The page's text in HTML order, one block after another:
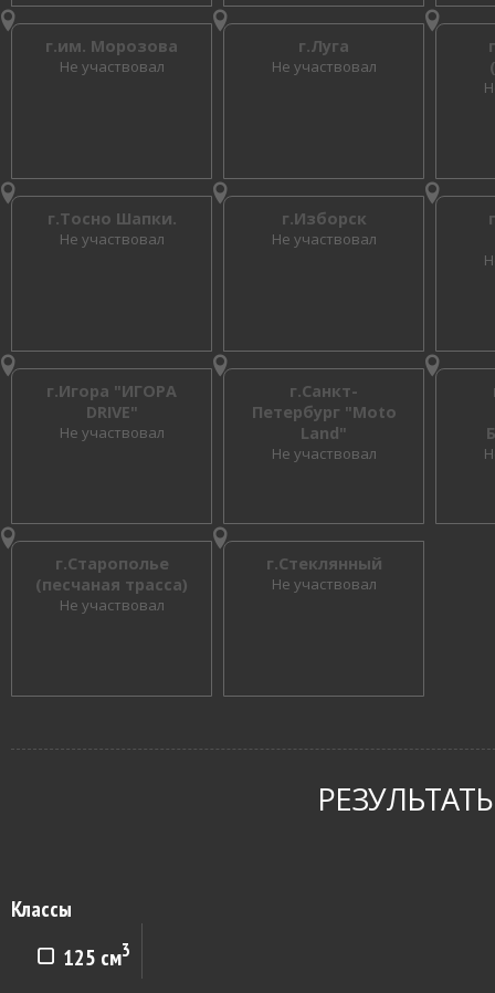
г.им. Морозова
Не участвовал
г.Луга
Не участвовал
г.Тосно Шапки.
Не участвовал
г.Изборск
Не участвовал
г.Игора "ИГОРА
DRIVE"
Не участвовал
г.Санкт-
Петербург "Moto
Land"
Не участвовал
г.Старополье
(песчаная трасса)
Не участвовал
г.Стеклянный
Не участвовал
Классы
125 см3